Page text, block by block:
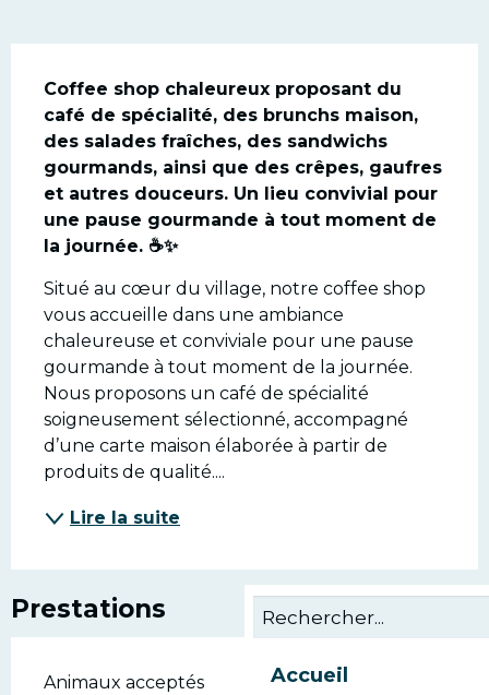
Accueil
Description
Coffee shop chaleureux proposant du
café de spécialité, des brunchs maison,
des salades fraîches, des sandwichs
gourmands, ainsi que des crêpes, gaufres
et autres douceurs. Un lieu convivial pour
une pause gourmande à tout moment de
la journée. ☕✨
Situé au cœur du village, notre coffee shop
vous accueille dans une ambiance
chaleureuse et conviviale pour une pause
gourmande à tout moment de la journée.
Nous proposons un café de spécialité
soigneusement sélectionné, accompagné
d’une carte maison élaborée à partir de
produits de qualité....
Lire la suite
Prestations
Animaux acceptés